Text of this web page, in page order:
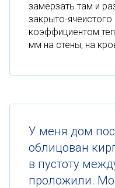
замерзать там и
закрыто-
коэффициентом
мм на стены, на
У меня дом
облицован
в пустоту
проложили.